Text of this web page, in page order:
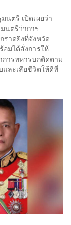
ตรี เปิดเผยว่า
นตรีว่าการ
าดยิงที่จังหวัด
มได้สั่งการให้
ารทหารบกติดตาม
ละเสียชีวิตให้ดีที่